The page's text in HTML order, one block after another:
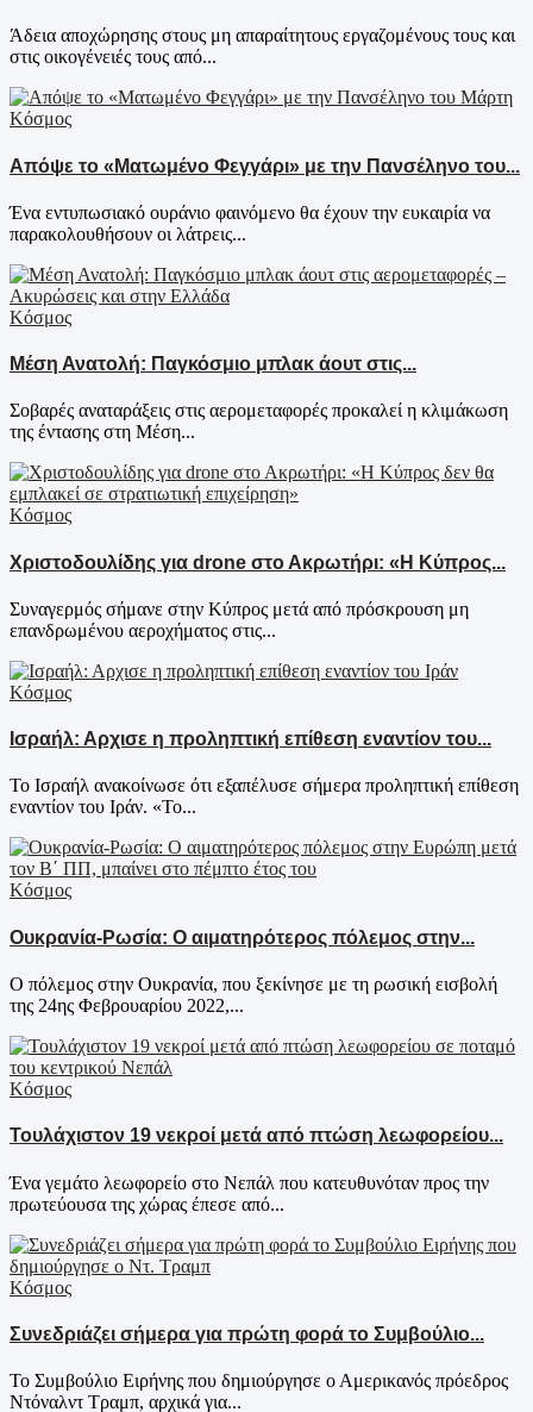
Άδεια αποχώρησης στους μη απαραίτητους εργαζομένους τους και
στις οικογένειές τους από...
Κόσμος
Απόψε το «Ματωμένο Φεγγάρι» με την Πανσέληνο του...
Ένα εντυπωσιακό ουράνιο φαινόμενο θα έχουν την ευκαιρία να
παρακολουθήσουν οι λάτρεις...
Κόσμος
Μέση Ανατολή: Παγκόσμιο μπλακ άουτ στις...
Σοβαρές αναταράξεις στις αερομεταφορές προκαλεί η κλιμάκωση
της έντασης στη Μέση...
Κόσμος
Χριστοδουλίδης για drone στο Ακρωτήρι: «Η Κύπρος...
Συναγερμός σήμανε στην Κύπρος μετά από πρόσκρουση μη
επανδρωμένου αεροχήματος στις...
Κόσμος
Ισραήλ: Αρχισε η προληπτική επίθεση εναντίον του...
Το Ισραήλ ανακοίνωσε ότι εξαπέλυσε σήμερα προληπτική επίθεση
εναντίον του Ιράν. «Το...
Κόσμος
Ουκρανία-Ρωσία: Ο αιματηρότερος πόλεμος στην...
Ο πόλεμος στην Ουκρανία, που ξεκίνησε με τη ρωσική εισβολή
της 24ης Φεβρουαρίου 2022,...
Κόσμος
Τουλάχιστον 19 νεκροί μετά από πτώση λεωφορείου...
Ένα γεμάτο λεωφορείο στο Νεπάλ που κατευθυνόταν προς την
πρωτεύουσα της χώρας έπεσε από...
Κόσμος
Συνεδριάζει σήμερα για πρώτη φορά το Συμβούλιο...
Το Συμβούλιο Ειρήνης που δημιούργησε ο Αμερικανός πρόεδρος
Ντόναλντ Τραμπ, αρχικά για...